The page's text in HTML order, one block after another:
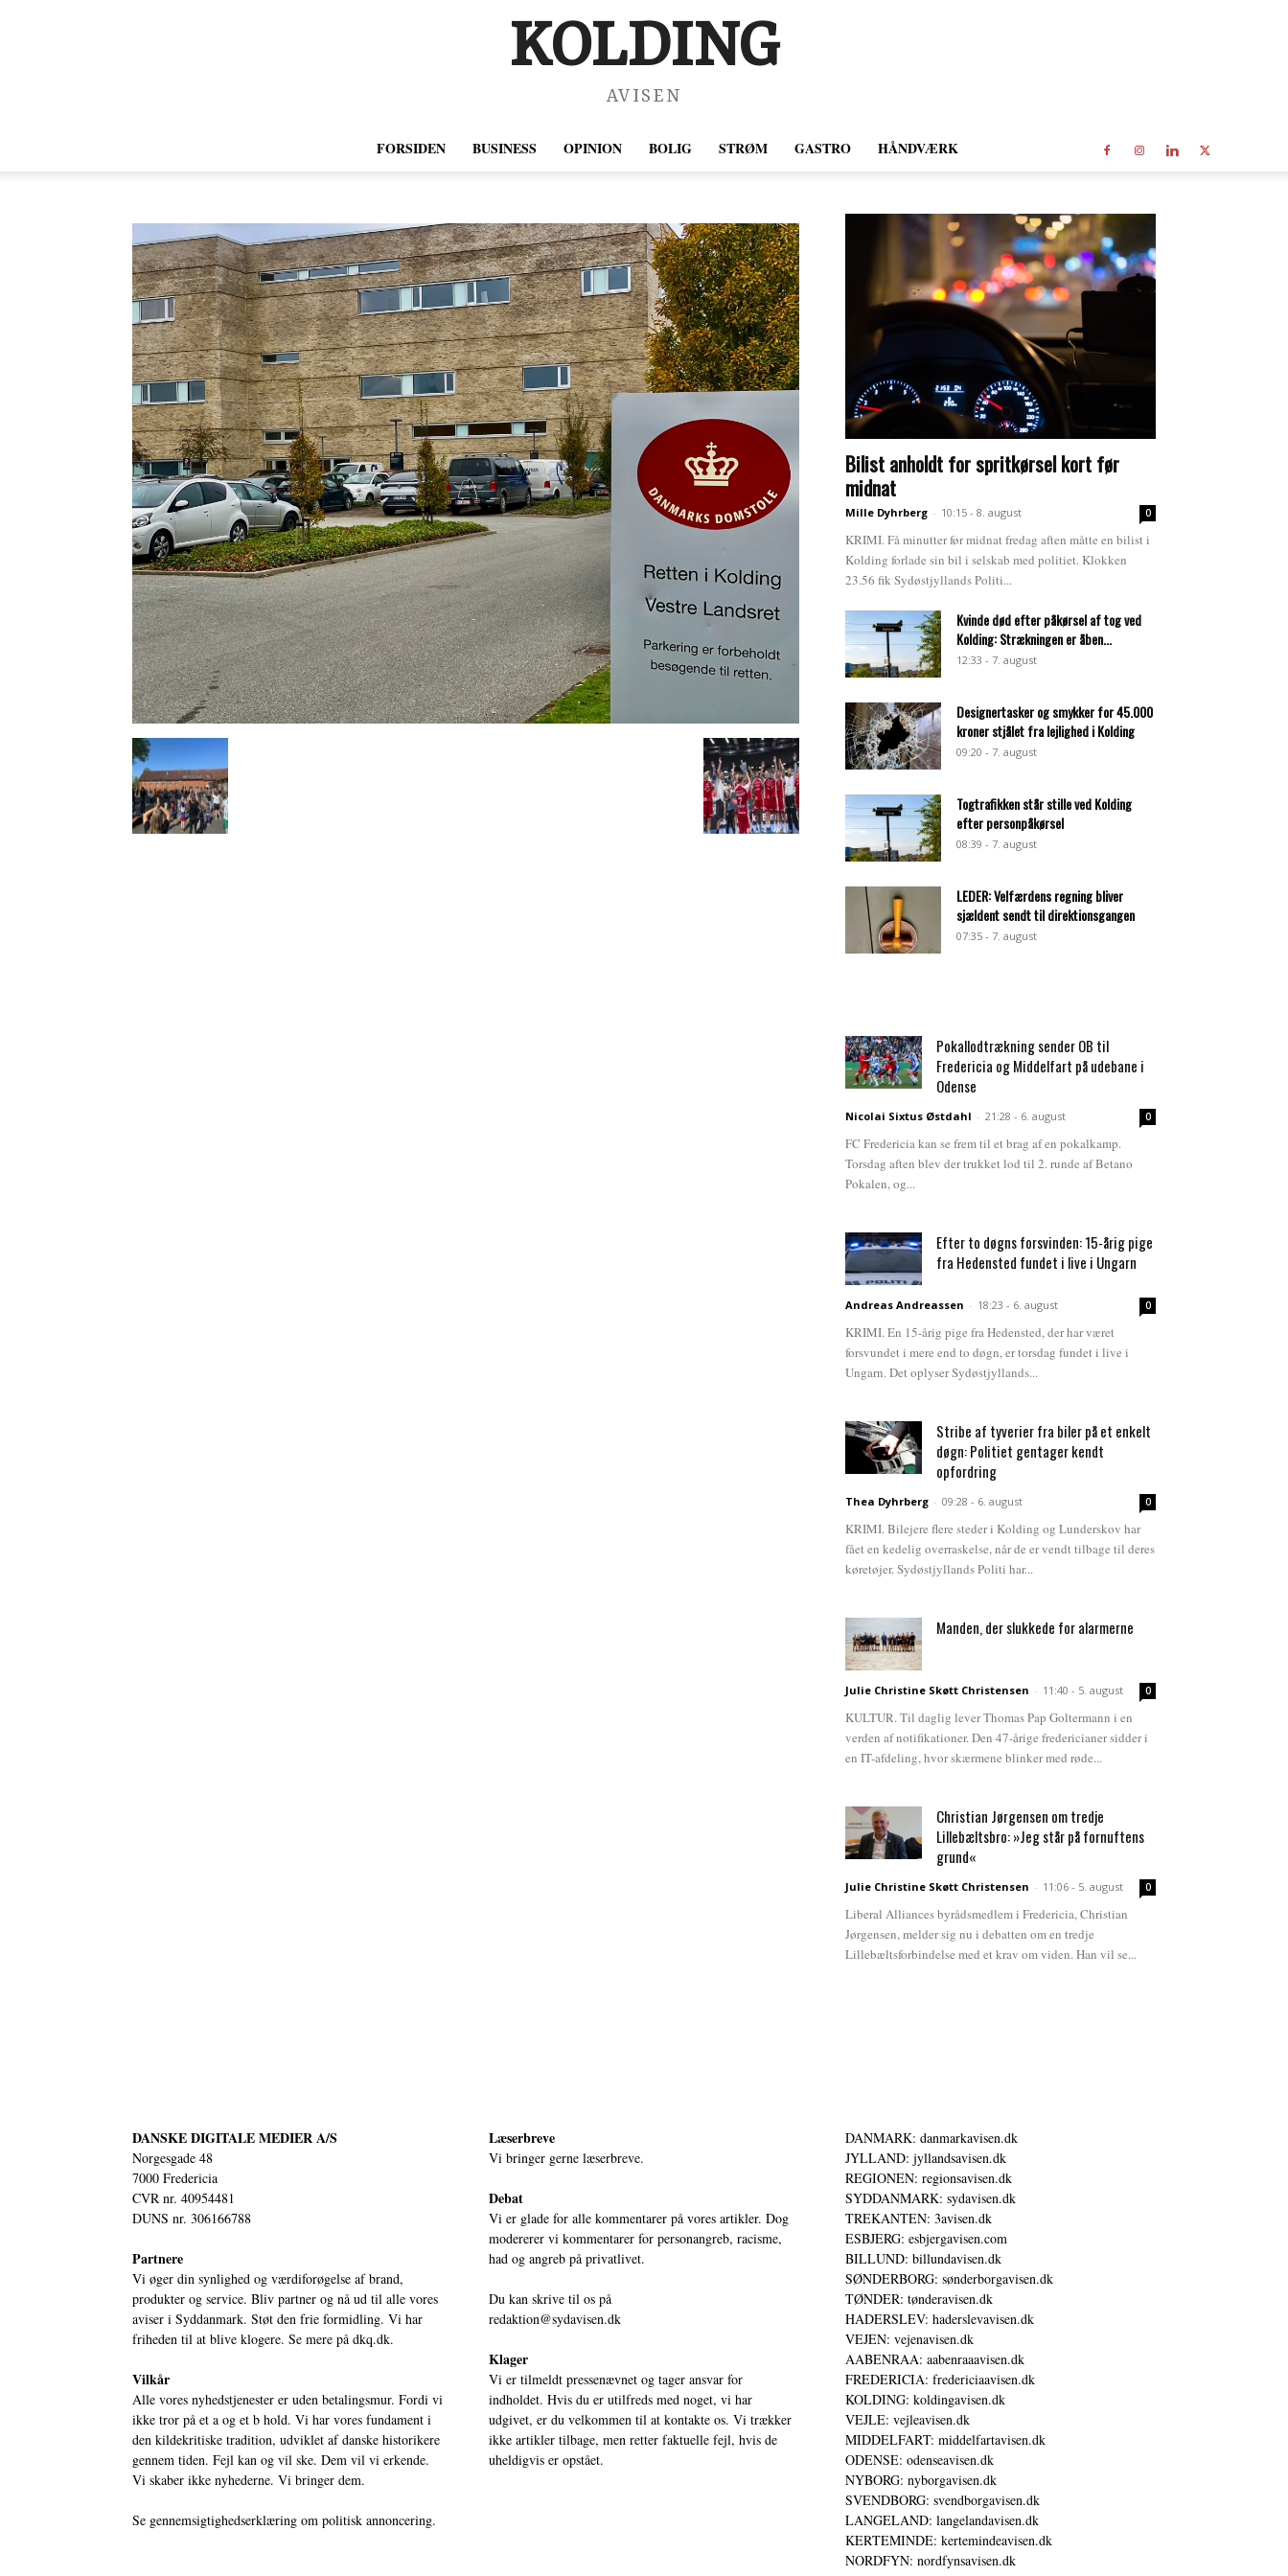
KOLDING
AVISEN
FORSIDEN BUSINESS OPINION BOLIG STRØM GASTRO HÅNDVÆRK
Bilist anholdt for spritkørsel kort før
midnat
Mille Dyhrberg - 10:15 - 8. august 0
KRIMI. Få minutter før midnat fredag aften måtte en bilist i
Kolding forlade sin bil i selskab med politiet. Klokken
23.56 fik Sydøstjyllands Politi...
Kvinde død efter påkørsel af tog ved
Kolding: Strækningen er åben...
12:33 - 7. august
Designertasker og smykker for 45.000
kroner stjålet fra lejlighed i Kolding
09:20 - 7. august
Togtrafikken står stille ved Kolding
efter personpåkørsel
08:39 - 7. august
LEDER: Velfærdens regning bliver
sjældent sendt til direktionsgangen
07:35 - 7. august
Pokallodtrækning sender OB til
Fredericia og Middelfart på udebane i
Odense
Nicolai Sixtus Østdahl - 21:28 - 6. august 0
FC Fredericia kan se frem til et brag af en pokalkamp.
Torsdag aften blev der trukket lod til 2. runde af Betano
Pokalen, og...
Efter to døgns forsvinden: 15-årig pige
fra Hedensted fundet i live i Ungarn
Andreas Andreassen - 18:23 - 6. august 0
KRIMI. En 15-årig pige fra Hedensted, der har været
forsvundet i mere end to døgn, er torsdag fundet i live i
Ungarn. Det oplyser Sydøstjyllands...
Stribe af tyverier fra biler på et enkelt
døgn: Politiet gentager kendt
opfordring
Thea Dyhrberg - 09:28 - 6. august 0
KRIMI. Bilejere flere steder i Kolding og Lunderskov har
fået en kedelig overraskelse, når de er vendt tilbage til deres
køretøjer. Sydøstjyllands Politi har...
Manden, der slukkede for alarmerne
Julie Christine Skøtt Christensen - 11:40 - 5. august 0
KULTUR. Til daglig lever Thomas Pap Goltermann i en
verden af notifikationer. Den 47-årige fredericianer sidder i
en IT-afdeling, hvor skærmene blinker med røde...
Christian Jørgensen om tredje
Lillebæltsbro: »Jeg står på fornuftens
grund«
Julie Christine Skøtt Christensen - 11:06 - 5. august 0
Liberal Alliances byrådsmedlem i Fredericia, Christian
Jørgensen, melder sig nu i debatten om en tredje
Lillebæltsforbindelse med et krav om viden. Han vil se...
DANSKE DIGITALE MEDIER A/S
Norgesgade 48
7000 Fredericia
CVR nr. 40954481
DUNS nr. 306166788
Partnere
Vi øger din synlighed og værdiforøgelse af brand,
produkter og service. Bliv partner og nå ud til alle vores
aviser i Syddanmark. Støt den frie formidling. Vi har
friheden til at blive klogere. Se mere på dkq.dk.
Vilkår
Alle vores nyhedstjenester er uden betalingsmur. Fordi vi
ikke tror på et a og et b hold. Vi har vores fundament i
den kildekritiske tradition, udviklet af danske historikere
gennem tiden. Fejl kan og vil ske. Dem vil vi erkende.
Vi skaber ikke nyhederne. Vi bringer dem.
Se gennemsigtighedserklæring om politisk annoncering.
Læserbreve
Vi bringer gerne læserbreve.
Debat
Vi er glade for alle kommentarer på vores artikler. Dog
modererer vi kommentarer for personangreb, racisme,
had og angreb på privatlivet.
Du kan skrive til os på
redaktion@sydavisen.dk
Klager
Vi er tilmeldt pressenævnet og tager ansvar for
indholdet. Hvis du er utilfreds med noget, vi har
udgivet, er du velkommen til at kontakte os. Vi trækker
ikke artikler tilbage, men retter faktuelle fejl, hvis de
uheldigvis er opstået.
DANMARK: danmarkavisen.dk
JYLLAND: jyllandsavisen.dk
REGIONEN: regionsavisen.dk
SYDDANMARK: sydavisen.dk
TREKANTEN: 3avisen.dk
ESBJERG: esbjergavisen.com
BILLUND: billundavisen.dk
SØNDERBORG: sønderborgavisen.dk
TØNDER: tønderavisen.dk
HADERSLEV: haderslevavisen.dk
VEJEN: vejenavisen.dk
AABENRAA: aabenraaavisen.dk
FREDERICIA: fredericiaavisen.dk
KOLDING: koldingavisen.dk
VEJLE: vejleavisen.dk
MIDDELFART: middelfartavisen.dk
ODENSE: odenseavisen.dk
NYBORG: nyborgavisen.dk
SVENDBORG: svendborgavisen.dk
LANGELAND: langelandavisen.dk
KERTEMINDE: kertemindeavisen.dk
NORDFYN: nordfynsavisen.dk